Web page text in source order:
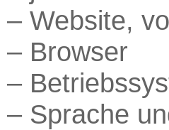
– Website,
– Browser
–
– Sprache